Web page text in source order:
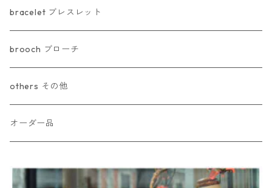
bracelet ブレスレット
brooch ブローチ
others その他
オーダー品